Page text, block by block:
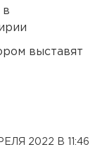
в
выставят
2022 В 11:46